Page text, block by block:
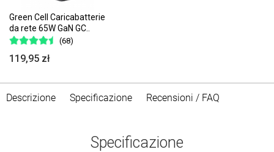
Green Cell Caricabatterie
da rete 65W GaN GC..
(68)
119,95 zł
Descrizione Specificazione Recensioni / FAQ
Specificazione